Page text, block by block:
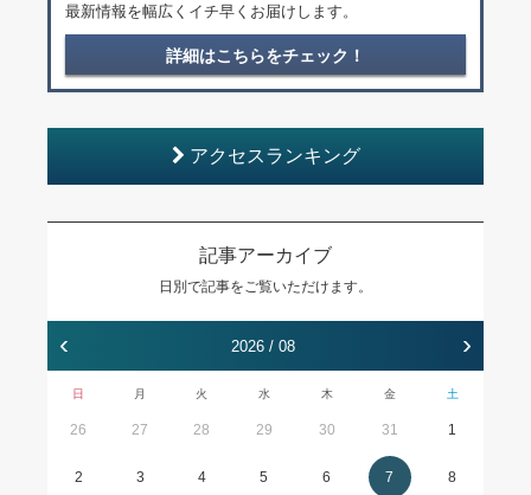
最新情報を幅広くイチ早くお届けします。
詳細はこちらをチェック！
アクセスランキング
記事アーカイブ
日別で記事をご覧いただけます。
‹ 2026 / 08 ›
日 月 火 水 木 金 土
26 27 28 29 30 31 1
2 3 4 5 6 7 8